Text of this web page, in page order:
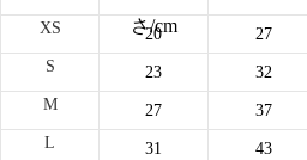
さ/cm
XS 20 27
S
23 32
M
27 37
L
31 43